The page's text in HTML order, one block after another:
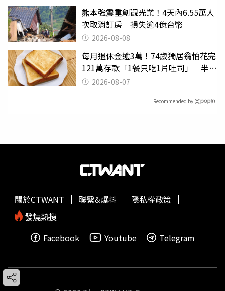
熊本強震重創觀光業！4天內6.55萬人
次取消訂房 損失逾4億台幣
2026-08-08
每月退休金逾3萬！74歲獨居翁怕花完
121萬存款「1餐只吃1片吐司」 半年
後暴瘦嚇壞女兒
2026-08-07
Recommended by
關於CTWANT 聯繫&爆料
隱私權政策
發燒熱搜
Facebook
Youtube Telegram